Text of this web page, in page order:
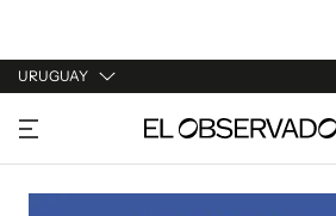
URUGUAY
URUGUAY
ARGENTINA